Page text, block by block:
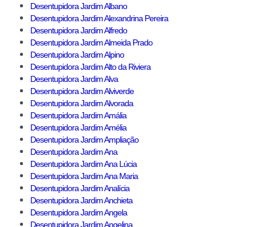
Desentupidora Jardim Albano
Desentupidora Jardim Alexandrina Pereira
Desentupidora Jardim Alfredo
Desentupidora Jardim Almeida Prado
Desentupidora Jardim Alpino
Desentupidora Jardim Alto da Riviera
Desentupidora Jardim Alva
Desentupidora Jardim Alviverde
Desentupidora Jardim Alvorada
Desentupidora Jardim Amália
Desentupidora Jardim Amélia
Desentupidora Jardim Ampliação
Desentupidora Jardim Ana
Desentupidora Jardim Ana Lúcia
Desentupidora Jardim Ana Maria
Desentupidora Jardim Analícia
Desentupidora Jardim Anchieta
Desentupidora Jardim Angela
Desentupidora Jardim Angelina